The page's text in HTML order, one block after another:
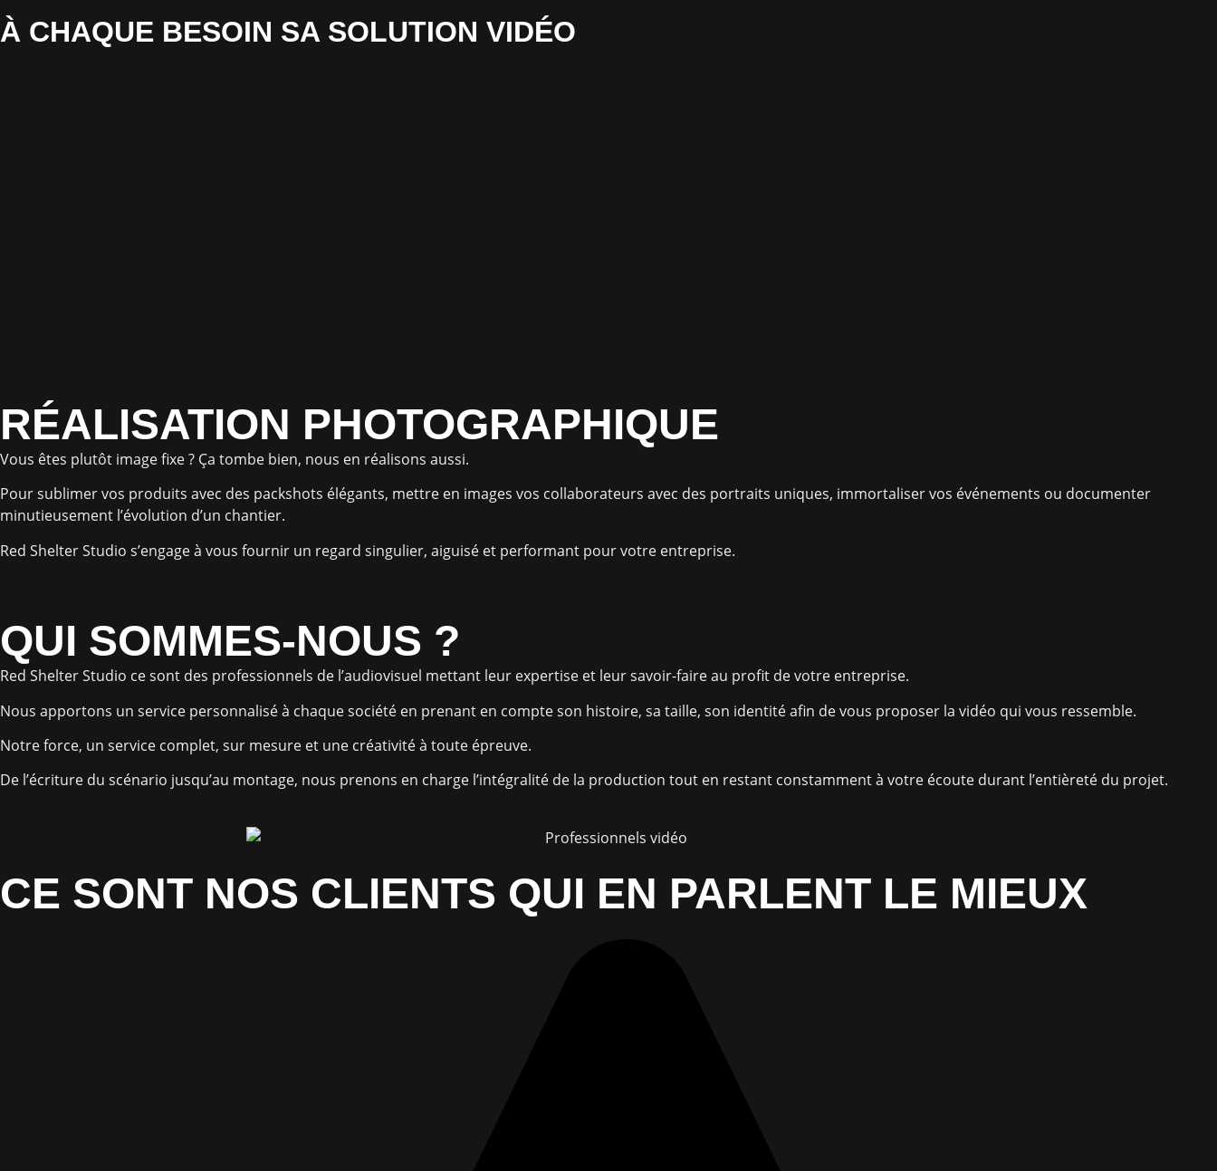
À CHAQUE BESOIN SA SOLUTION VIDÉO
RÉALISATION PHOTOGRAPHIQUE
Vous êtes plutôt image fixe ? Ça tombe bien, nous en réalisons aussi.
Pour sublimer vos produits avec des packshots élégants, mettre en images vos collaborateurs avec des portraits uniques, immortaliser vos événements ou documenter
minutieusement l’évolution d’un chantier.
Red Shelter Studio s’engage à vous fournir un regard singulier, aiguisé et performant pour votre entreprise.
QUI SOMMES-NOUS ?
Red Shelter Studio ce sont des professionnels de l’audiovisuel mettant leur expertise et leur savoir-faire au profit de votre entreprise.
Nous apportons un service personnalisé à chaque société en prenant en compte son histoire, sa taille, son identité afin de vous proposer la vidéo qui vous ressemble.
Notre force, un service complet, sur mesure et une créativité à toute épreuve.
De l’écriture du scénario jusqu’au montage, nous prenons en charge l’intégralité de la production tout en restant constamment à votre écoute durant l’entièreté du projet.
CE SONT NOS CLIENTS QUI EN PARLENT LE MIEUX